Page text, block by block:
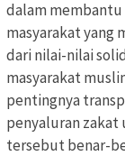
dalam
masyarakat yang
dari nilai-nilai
masyarakat
pentingnya
penyaluran zakat
tersebut benar-